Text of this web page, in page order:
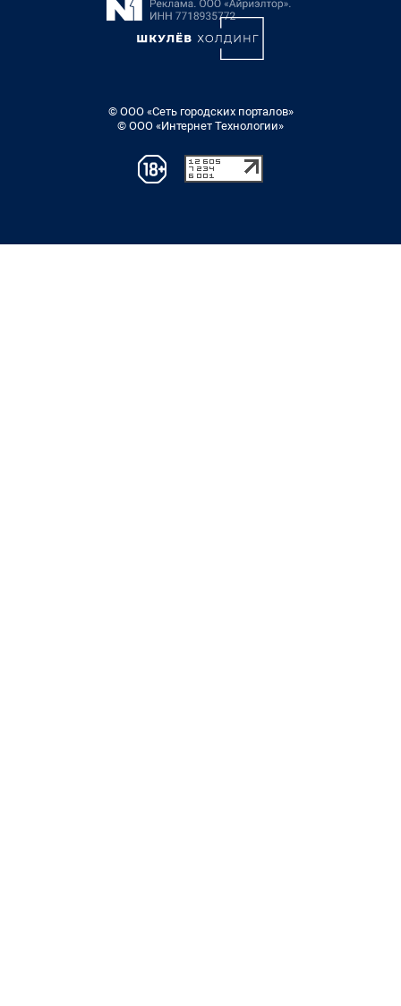
© ООО «Сеть городских порталов»
© ООО «Интернет Технологии»